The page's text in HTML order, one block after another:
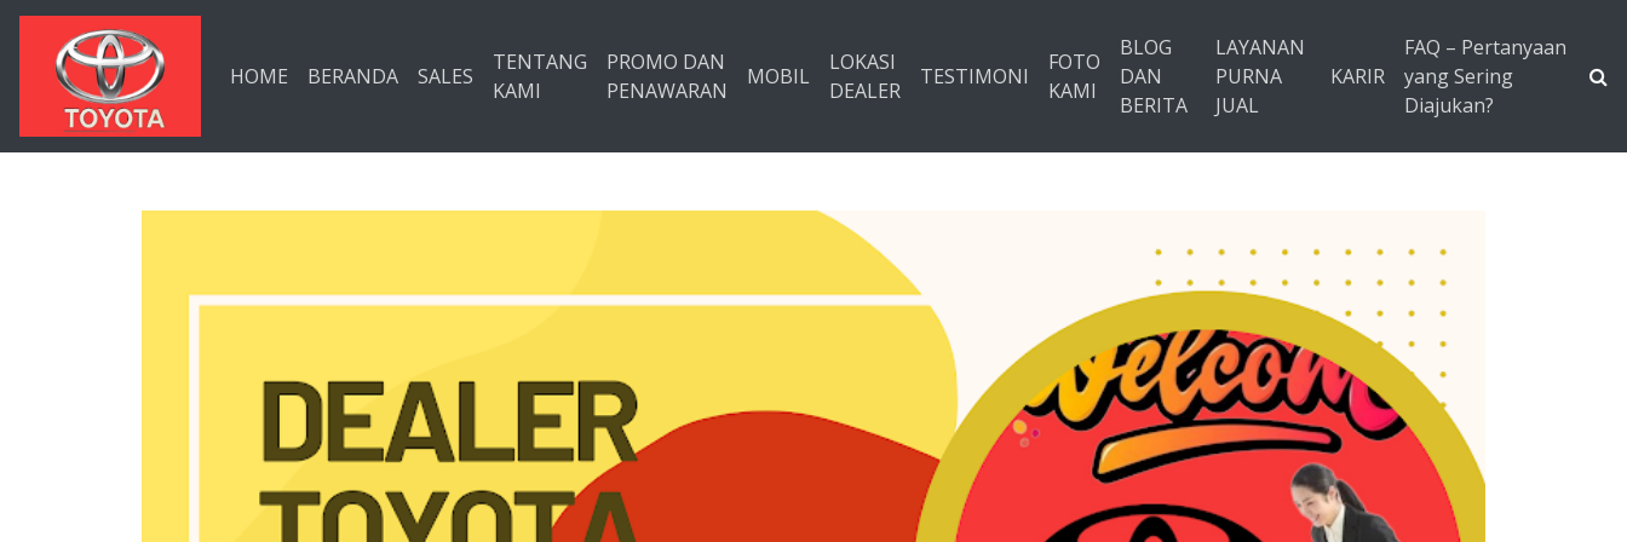
Langsung ke konten utama
HOME BERANDA SALES
TENTANG
KAMI
PROMO DAN
PENAWARAN
MOBIL
LOKASI
DEALER
TESTIMONI
FOTO
KAMI
BLOG
DAN
BERITA
LAYANAN
PURNA
JUAL
KARIR
FAQ – Pertanyaan
yang Sering
Diajukan?